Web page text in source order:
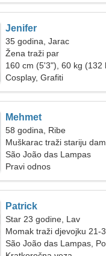
Jenifer
35 godina, Jarac
Žena traži par
160 cm (5'3"), 60 kg (132
Cosplay, Grafiti
Mehmet
58 godina, Ribe
Muškarac traži stariju
São João das Lampas
Pravi odnos
Patrick
Star 23 godine, Lav
Momak traži djevojku 21-
São João das Lampas,